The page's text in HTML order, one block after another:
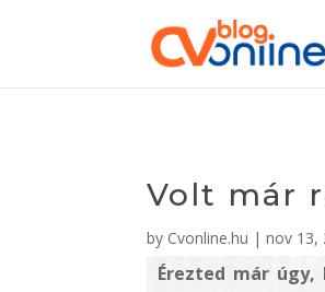
Volt már
by Cvonline.hu |nov 13,
Érezted már